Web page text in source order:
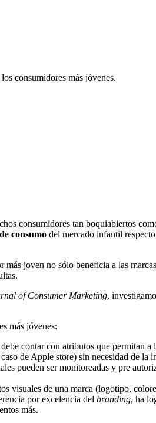
consumidores más jóvenes.
consumidores tan boquiabiertos
consumo del mercado infantil
joven no sólo beneficia a las
of Consumer Marketing,
más jóvenes:
contar con atributos que permitan
de Apple store) sin necesidad de la
pueden ser monitoreadas y pre
visuales de una marca (logotipo,
por excelencia del branding, ha
más.